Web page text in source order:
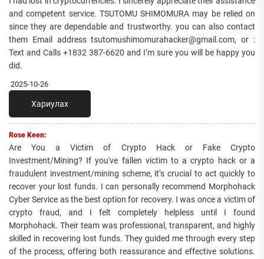
and competent service. TSUTOMU SHIMOMURA may be relied on
since they are dependable and trustworthy. you can also contact
them Email address tsutomushimomurahacker@gmail.com, or :
Text and Calls +1832 387-6620 and I’m sure you will be happy you
did.
2025-10-26
Хариулах
Rose Keen:
Are You a Victim of Crypto Hack or Fake Crypto
Investment/Mining? If you've fallen victim to a crypto hack or a
fraudulent investment/mining scheme, it’s crucial to act quickly to
recover your lost funds. I can personally recommend Morphohack
Cyber Service as the best option for recovery. I was once a victim of
crypto fraud, and I felt completely helpless until I found
Morphohack. Their team was professional, transparent, and highly
skilled in recovering lost funds. They guided me through every step
of the process, offering both reassurance and effective solutions.